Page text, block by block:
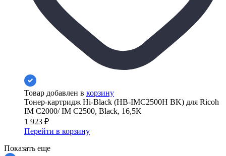
Товар добавлен в корзину
Тонер-картридж Hi-Black (HB-IMC2500H BK) для Ricoh
IM C2000/ IM C2500, Black, 16,5K
1 923 ₽
Перейти в корзину
Показать еще